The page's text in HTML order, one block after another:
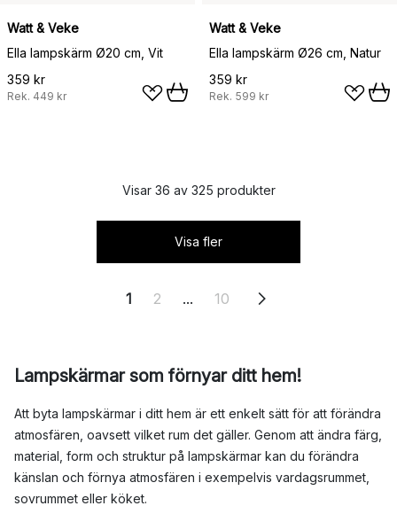
Watt & Veke
Ella lampskärm Ø20 cm, Vit
359 kr
Rek. 449 kr
Watt & Veke
Ella lampskärm Ø26 cm, Natur
359 kr
Rek. 599 kr
Visar 36 av 325 produkter
Visa fler
1 2 ... 10
Lampskärmar som förnyar ditt hem!
Att byta lampskärmar i ditt hem är ett enkelt sätt för att förändra
atmosfären, oavsett vilket rum det gäller. Genom att ändra färg,
material, form och struktur på lampskärmar kan du förändra
känslan och förnya atmosfären i exempelvis vardagsrummet,
sovrummet eller köket.